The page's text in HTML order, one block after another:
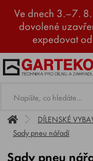
Ve dnech 3.–7.
dovolené
expedovat
DÍLENSKÉ
Sady pneu nářadí
Sady pneu